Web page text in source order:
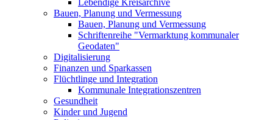
Lebendige Kreisarchive
Bauen, Planung und Vermessung
Bauen, Planung und Vermessung
Schriftenreihe "Vermarktung kommunaler
Geodaten"
Digitalisierung
Finanzen und Sparkassen
Flüchtlinge und Integration
Kommunale Integrationszentren
Gesundheit
Kinder und Jugend